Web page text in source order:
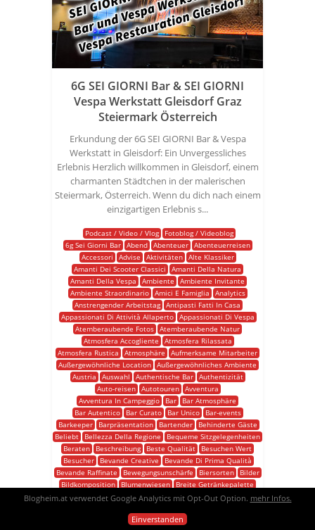
6G SEI GIORNI Bar & SEI GIORNI
Vespa Werkstatt Gleisdorf Graz
Steiermark Österreich
Erkundung der 6G SEI GIORNI Bar & Vespa
Werkstatt in Gleisdorf: Ein Unvergessliches
Erlebnis Herzlich willkommen in Gleisdorf, einem
charmanten Städtchen in der malerischen
Steiermark, Österreich. Wenn du dich nach einem
einzigartigen Erlebnis s...
Podcast / Video / Vlog
Fotoblog / Videoblog
6g Sei Giorni Bar
Abend Abenteuer
Abenteuerreisen
Accessori
Advise Aktivitäten
Alte Klassiker
Amanti Dei Scooter Classici
Amanti Della Natura
Amanti Della Vespa
Ambiente
Ambiente Invitante
Ambiente Straordinario
Amici E Famiglia
Analytics
Anstrengender Arbeitstag Antipasti Fatti In Casa
Appassionati Di Attività Allaperto
Appassionati Di Vespa
Atemberaubende Fotos Atemberaubende Natur
Atmosfera Accogliente
Atmosfera Rilassata
Atmosfera Rustica
Atmosphäre
Aufmerksame Mitarbeiter
Außergewöhnliche Location Außergewöhnliches Ambiente
Austria
Auswahl Authentische Bar
Authentizität
Auto-reisen
Autotouren
Avventura
Avventura In Campeggio
Bar
Bar Atmosphäre
Bar Autentico
Bar Curato Bar Unico
Bar-events
Barkeeper
Barpräsentation Bartender
Behinderte Gäste
Beliebt
Bellezza Della Regione
Bequeme Sitzgelegenheiten
Beraten
Beschreibung Beste Qualität
Besuchen Wert
Besucher
Bevande Creative
Bevande Di Prima Qualità
Bevande Raffinate
Bewegungsunschärfe Biersorten
Bilder
Bildkomposition
Blumenwiesen
Breite Getränkepalette
Burgen Call-to-action Camping
Camping Abenteuer
Charmante Urlaubsziele Charmantes Ambiente
Blogheim.at verwendet Google Analytics mit Opt-Out Option. mehr Infos.
Einverstanden